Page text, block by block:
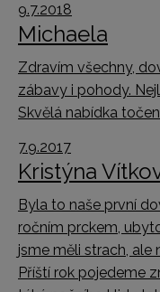
9.7.2018
Michaela
Zdravím všechny,
zábavy i pohody.
Skvělá nabídka
7.9.2017
Kristýna
Byla to naše první
ročním prckem,
jsme měli strach, ale
Příští rok pojedeme